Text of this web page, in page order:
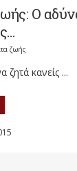
Ο
ζωής
ζητά κανείς ...